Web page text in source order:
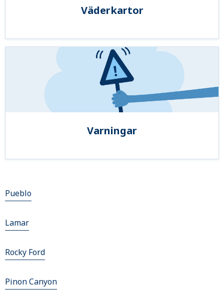
Väderkartor
Varningar
Pueblo
Lamar
Rocky Ford
Pinon Canyon